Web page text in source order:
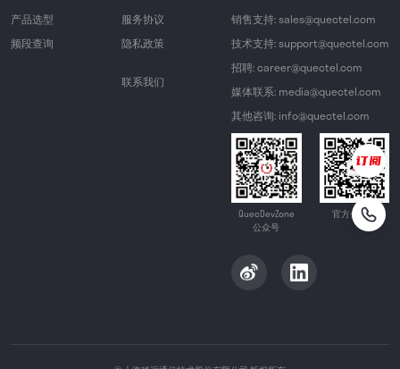
产品选型
频段查询
服务协议
隐私政策
联系我们
销售支持: sales@quectel.com
技术支持: support@quectel.com
招聘: career@quectel.com
媒体联系: media@quectel.com
其他咨询: info@quectel.com
QuecDevZone
公众号
官方公众号